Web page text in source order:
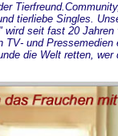
tierliebe Singles.
wird seit fast 20 Jahren
TV- und Pressemedien
die Welt retten, wer